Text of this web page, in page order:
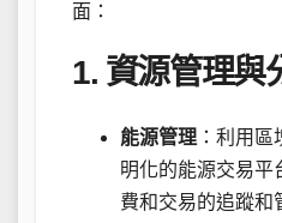
面：
1. 資源管理與
能源管理 ：利用
明化的能源交易平
費和交易的追蹤和